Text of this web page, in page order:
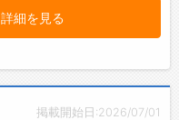
詳細を見る
掲載開始日:2026/07/01